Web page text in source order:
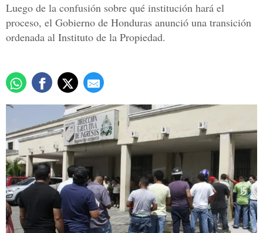
Luego de la confusión sobre qué institución hará el
proceso, el Gobierno de Honduras anunció una transición
ordenada al Instituto de la Propiedad.